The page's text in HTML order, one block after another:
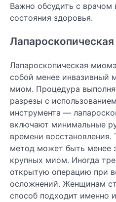
Важно обсудить с врачом
состояния здоровья.
Лапароскопическая
собой менее инвазивный
миом. Процедура
разрезы с
инструмента —
включают минимальные
времени восстановления.
метод может быть менее
крупных миом. Иногда
открытую операцию при
осложнений. Женщинам
способ подходит именно